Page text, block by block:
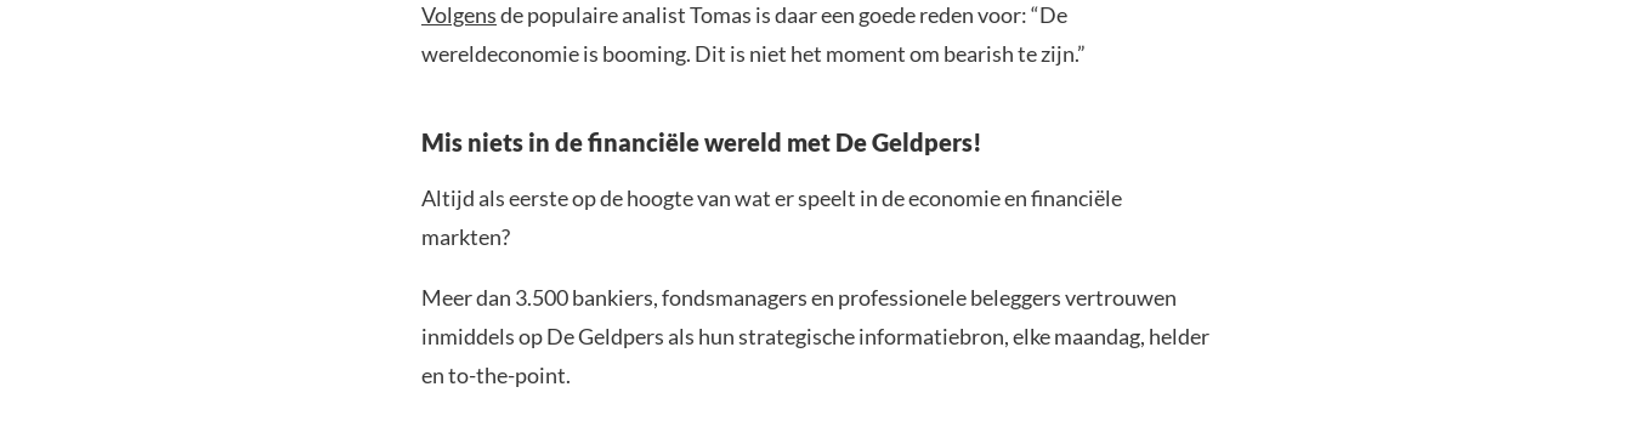
Volgensde populaire analist Tomas is daar een goede reden voor: “De
wereldeconomie is booming. Dit is niet het moment om bearish te zijn.”
Mis niets in de financiële wereld met De Geldpers!
Altijd als eerste op de hoogte van wat er speelt in de economie en financiële
markten?
Meer dan 3.500 bankiers, fondsmanagers en professionele beleggers vertrouwen
inmiddels op De Geldpers als hun strategische informatiebron, elke maandag, helder
en to-the-point.